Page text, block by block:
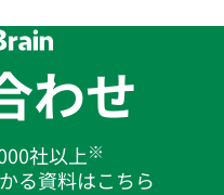
わせ
社以上※
る資料はこちら